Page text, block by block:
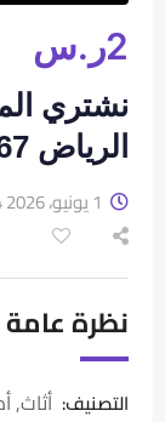
2ر.س
نشتري
الرياض 0534375367
1 يونيو، 2026 9:54 ص
نظرة عامة
التصنيف: أثاث,